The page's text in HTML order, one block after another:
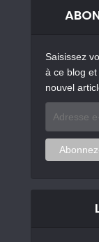
Saisissez
à ce blog
nouvel
mail